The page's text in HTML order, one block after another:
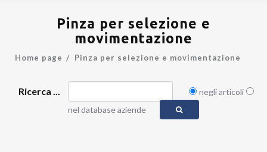
Pinza per selezione e
movimentazione
Home page Pinza per selezione e movimentazione
Ricerca ...
negli articoli
nel database aziende